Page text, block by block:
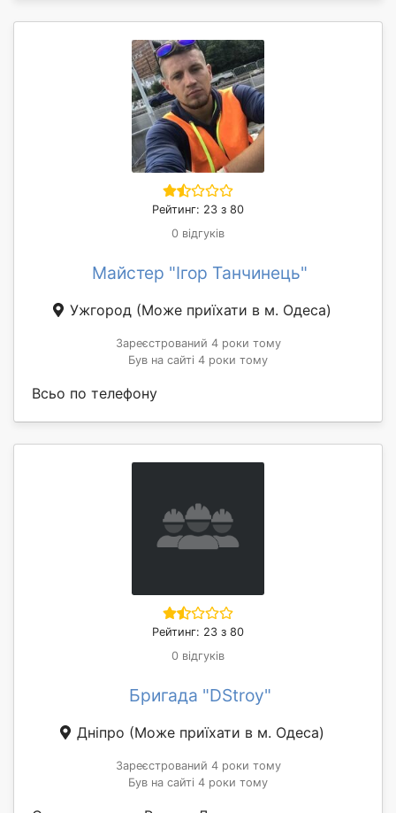
Рейтинг: 23 з 80
0 відгуків
Майстер "Ігор Танчинець"
Ужгород (Може приїхати в м. Одеса)
Зареєстрований 4 роки тому
Був на сайті 4 роки тому
Всьо по телефону
Рейтинг: 23 з 80
0 відгуків
Бригада "DStroy"
Дніпро (Може приїхати в м. Одеса)
Зареєстрований 4 роки тому
Був на сайті 4 роки тому